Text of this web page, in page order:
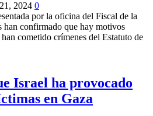
2024 0
por la oficina del Fiscal de la
confirmado que hay motivos
cometido crímenes del Estatuto de
Israel ha provocado
en Gaza